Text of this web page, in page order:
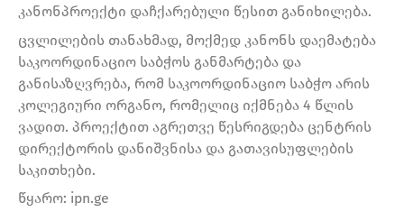
კანონპროექტი დაჩქარებული წესით განიხილება.
ცვლილების თანახმად, მოქმედ კანონს დაემატება
საკოორდინაციო საბჭოს განმარტება და
განისაზღვრება, რომ საკოორდინაციო საბჭო არის
კოლეგიური ორგანო, რომელიც იქმნება 4 წლის
ვადით. პროექტით აგრეთვე წესრიგდება ცენტრის
დირექტორის დანიშვნისა და გათავისუფლების
საკითხები.
წყარო: ipn.ge